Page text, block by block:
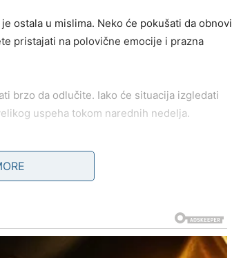
ostala u mislima. Neko će pokušati da obnovi
pristajati na polovične emocije i prazna
brzo da odlučite. Iako će situacija izgledati
uspeha tokom narednih nedelja.
Jedna situacija koja je dugo bila nejasna
sigurnosti i emocije.